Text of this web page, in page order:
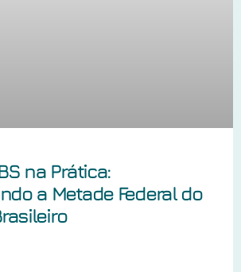
na Prática:
a Metade Federal do